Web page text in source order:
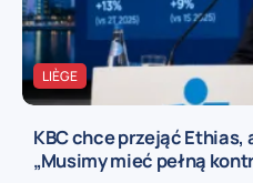
LIÈGE
KBC chce przejąć Ethias,
„Musimy mieć pełną